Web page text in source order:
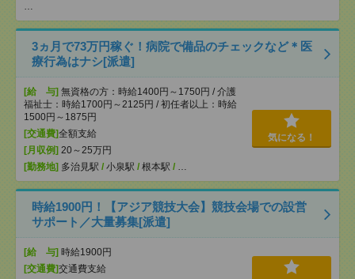
…
3ヵ月で73万円稼ぐ！病院で備品のチェックなど＊医
療行為はナシ[派遣]
[給 与] 無資格の方：時給1400円～1750円 / 介護
福祉士：時給1700円～2125円 / 初任者以上：時給
1500円～1875円
[交通費]全額支給
[月収例] 20～25万円
[勤務地] 多治見駅 / 小泉駅 / 根本駅 / …
気になる！
時給1900円！【アジア競技大会】競技会場での設営
サポート／大量募集[派遣]
[給 与] 時給1900円
[交通費]交通費支給